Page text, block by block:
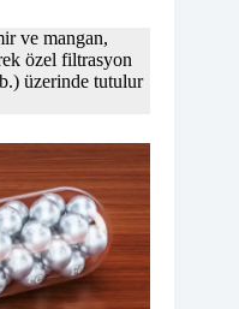
ve mangan,
özel filtrasyon
üzerinde tutulur